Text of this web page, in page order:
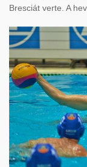
Bresciát verte. A